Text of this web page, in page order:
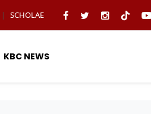
| SCHOLAE
KBC NEWS